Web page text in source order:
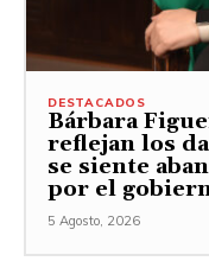
DESTACADOS
Bárbara
reflejan los
se siente
por el
5 Agosto, 2026